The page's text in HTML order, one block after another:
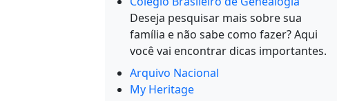
Deseja pesquisar mais sobre sua
família e não sabe como fazer? Aqui
você vai encontrar dicas importantes.
Arquivo Nacional
My Heritage